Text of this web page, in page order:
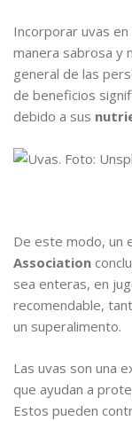
Incorporar uvas
manera sabrosa y
general de las
de beneficios
debido a sus
De este modo, un
Association
sea enteras, en
recomendable,
un superalimento.
Las uvas son una
que ayudan a
Estos pueden